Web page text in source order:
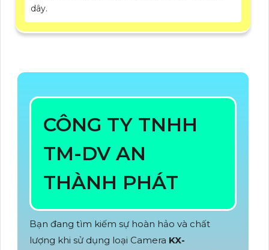
dây.
CÔNG TY TNHH
TM-DV AN
THÀNH PHÁT
Bạn đang tìm kiếm sự hoàn hảo và chất
lượng khi sử dụng loại Camera KX-